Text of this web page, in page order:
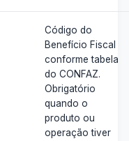
Código do
Benefício Fiscal
conforme tabela
do CONFAZ.
Obrigatório
quando o
produto ou
operação tiver